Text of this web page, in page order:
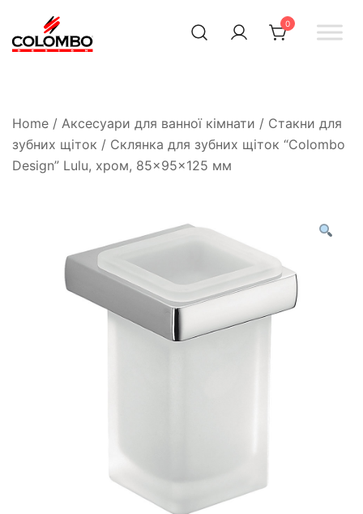
0
Home / Аксесуари для ванної кімнати / Стакни для
зубних щіток / Склянка для зубних щіток “Colombo
Design” Lulu, хром, 85×95×125 мм